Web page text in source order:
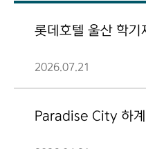
롯데호텔 울산 학기
2026.07.21